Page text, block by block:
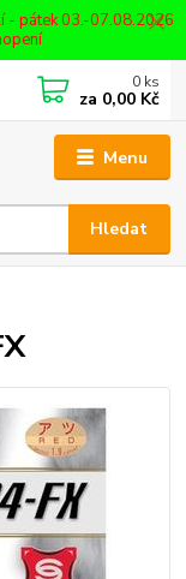
- pátek 03.-07.08.2026
Menu
Hledat
0 ks
za 0,00 Kč